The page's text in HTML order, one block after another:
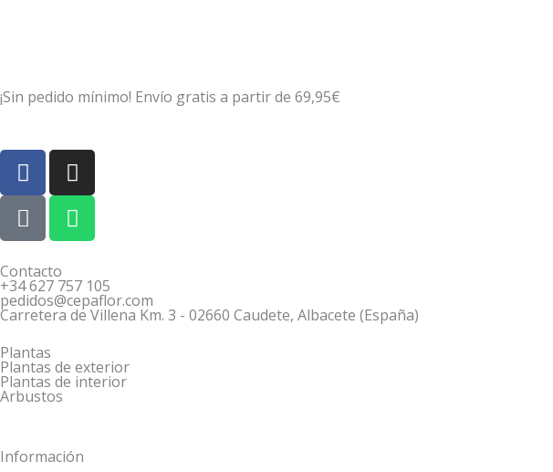
¡Sin pedido mínimo! Envío gratis a partir de 69,95€
F
a
c
e
b
o
o
k
I
n
s
t
a
g
r
a
P
h
o
n
e
-
a
l
t
W
h
a
t
s
a
p
Contacto
+34 627 757 105
pedidos@cepaflor.com
Carretera de Villena Km. 3 - 02660 Caudete, Albacete (España)
Plantas
Plantas de exterior
Plantas de interior
Arbustos
Información